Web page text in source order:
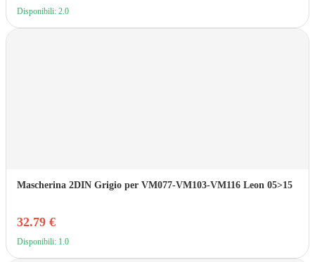
Disponibili: 2.0
Mascherina 2DIN Grigio per VM077-VM103-VM116 Leon 05>15
32.79 €
Disponibili: 1.0